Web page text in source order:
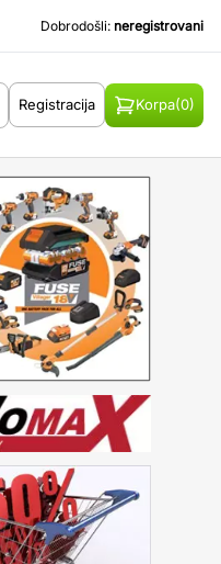
Dobrodošli: neregistrovani
Registracija Korpa(0)